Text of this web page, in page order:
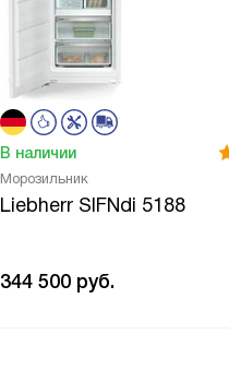
В наличии
Морозильник
Liebherr SIFNdi 5188
344 500 руб.